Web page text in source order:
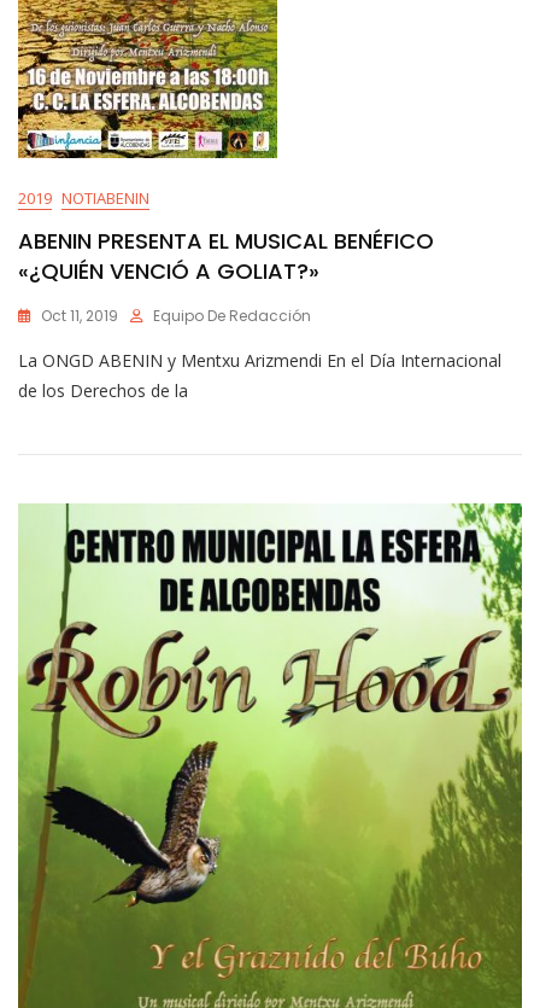
2019 NOTIABENIN
ABENIN PRESENTA EL MUSICAL BENÉFICO
«¿QUIÉN VENCIÓ A GOLIAT?»
Oct 11, 2019 Equipo De Redacción
La ONGD ABENIN y Mentxu Arizmendi En el Día Internacional
de los Derechos de la